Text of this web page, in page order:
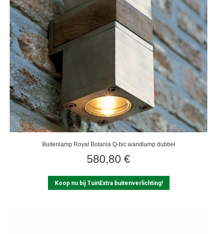
Buitenlamp Royal Botania Q-bic wandlamp dubbel
580,80 €
Koop nu bij TuinExtra buitenverlichting!